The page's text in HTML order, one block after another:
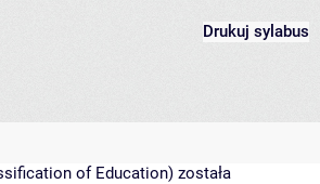
Drukuj sylabus
of Education) została